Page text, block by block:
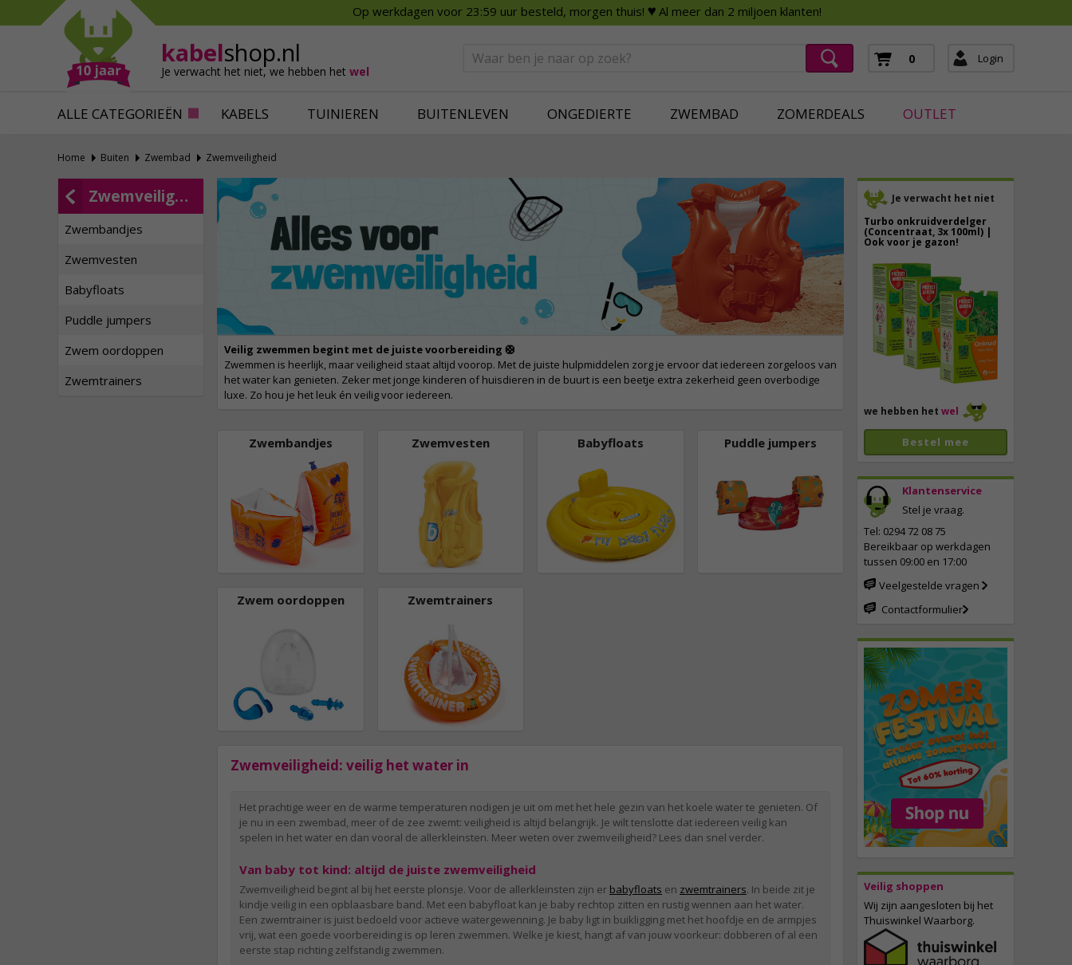
Op werkdagen voor 23:59 uur besteld, morgen thuis! ♥ Al meer dan 2 miljoen klanten!
kabelshop.nl
Je verwacht het niet, we hebben het wel
0 Login
ALLE CATEGORIEËN KABELS TUINIEREN BUITENLEVEN ONGEDIERTE ZWEMBAD ZOMERDEALS OUTLET
Mollen verjagen
Slakken bestrijden
Katten verjagen
Alles tegen ongedierte
Verfbenodigdheden
Behangbenodigdheden
Ventilatie
Smart Home
Deurbellen
Slimme beveiliging
Home Buiten Zwembad Zwemveiligheid
Je verwacht het niet
Turbo onkruidverdelger
(Concentraat, 3x 100ml) |
Ook voor je gazon!
40,
we hebben het wel
Bestel mee
Klantenservice
Stel je vraag.
Tel: 0294 72 08 75
Bereikbaar op werkdagen
tussen 09:00 en 17:00
Veelgestelde vragen
Contactformulier
Veilig shoppen
Wij zijn aangesloten bij het
Thuiswinkel Waarborg.
Zwemveiligheid
Zwembandjes
Zwemvesten
Babyfloats
Puddle jumpers
Zwem oordoppen
Zwemtrainers
Veilig zwemmen begint met de juiste voorbereiding 🛟
Zwemmen is heerlijk, maar veiligheid staat altijd voorop. Met de juiste hulpmiddelen zorg je ervoor dat iedereen zorgeloos van
het water kan genieten. Zeker met jonge kinderen of huisdieren in de buurt is een beetje extra zekerheid geen overbodige
luxe. Zo hou je het leuk én veilig voor iedereen.
Zwembandjes Zwemvesten Babyfloats Puddle jumpers
Zwem oordoppen Zwemtrainers
Zwemveiligheid: veilig het water in
Het prachtige weer en de warme temperaturen nodigen je uit om met het hele gezin van het koele water te genieten. Of
je nu in een zwembad, meer of de zee zwemt: veiligheid is altijd belangrijk. Je wilt tenslotte dat iedereen veilig kan
spelen in het water en dan vooral de allerkleinsten. Meer weten over zwemveiligheid? Lees dan snel verder.
Van baby tot kind: altijd de juiste zwemveiligheid
Zwemveiligheid begint al bij het eerste plonsje. Voor de allerkleinsten zijn er babyfloats en zwemtrainers. In beide zit je
kindje veilig in een opblaasbare band. Met een babyfloat kan je baby rechtop zitten en rustig wennen aan het water.
Een zwemtrainer is juist bedoeld voor actieve watergewenning. Je baby ligt in buikligging met het hoofdje en de armpjes
vrij, wat een goede voorbereiding is op leren zwemmen. Welke je kiest, hangt af van jouw voorkeur: dobberen of al een
eerste stap richting zelfstandig zwemmen.